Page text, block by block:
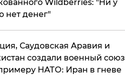
Wildberries: "Ни у
нет денег"
Саудовская Аравия и
создали военный союз
НАТО: Иран в гневе